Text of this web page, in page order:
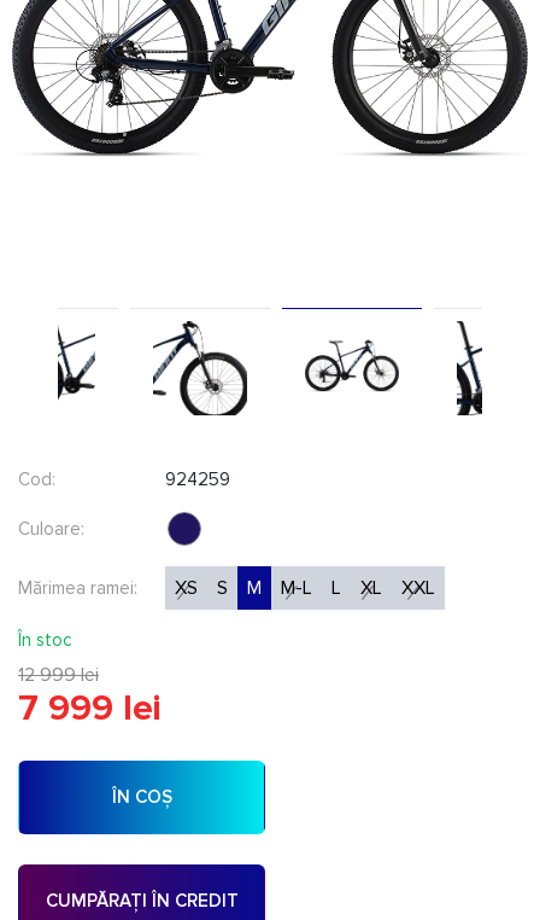
Cod: 924259
Culoare:
Mărimea ramei: XS S M M-L L XL XXL
În stoc
12 999 lei
7 999 lei
ÎN COȘ
CUMPĂRAȚI ÎN CREDIT